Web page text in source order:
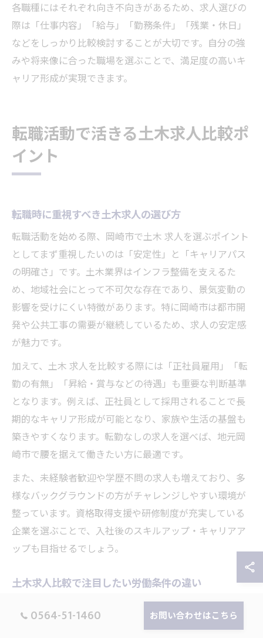
各職種にはそれぞれ向き不向きがあるため、求人選びの
際は「仕事内容」「給与」「勤務条件」「残業・休日」
などをしっかり比較検討することが大切です。自分の強
みや将来像に合った職場を選ぶことで、満足度の高いキ
ャリア形成が実現できます。
転職活動で活きる土木求人比較ポ
イント
転職時に重視すべき土木求人の選び方
転職活動を始める際、岡崎市で土木 求人を選ぶポイント
としてまず重視したいのは「安定性」と「キャリアパス
の明確さ」です。土木業界はインフラ整備を支えるた
め、地域社会にとって不可欠な存在であり、景気変動の
影響を受けにくい特徴があります。特に岡崎市は都市開
発や公共工事の需要が継続しているため、求人の安定感
が魅力です。
加えて、土木 求人を比較する際には「正社員雇用」「転
勤の有無」「昇給・賞与などの待遇」も重要な判断基準
となります。例えば、正社員として採用されることで長
期的なキャリア形成が可能となり、家族や生活の基盤も
築きやすくなります。転勤なしの求人を選べば、地元岡
崎市で腰を据えて働きたい方に最適です。
また、未経験者歓迎や学歴不問の求人も増えており、多
様なバックグラウンドの方がチャレンジしやすい環境が
整っています。資格取得支援や研修制度が充実している
企業を選ぶことで、入社後のスキルアップ・キャリアア
ップも目指せるでしょう。
土木求人比較で注目したい労働条件の違い
土木 求人を比較する際、労働条件の違いは転職後の満足
度を大きく左右します。特に「月給」「年収」「賞与」
0564-51-1460 お問い合わせはこちら